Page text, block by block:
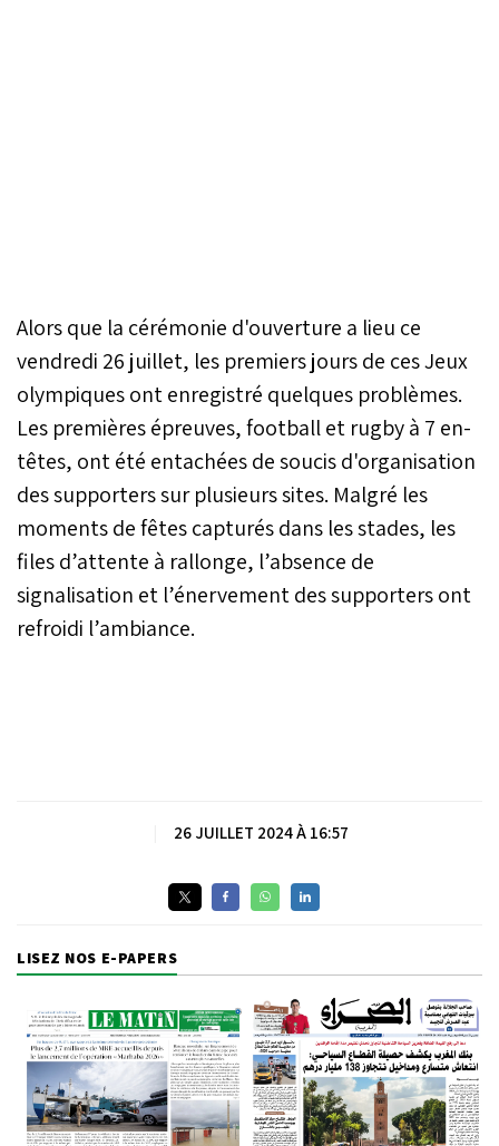
Alors que la cérémonie d'ouverture a lieu ce
vendredi 26 juillet, les premiers jours de ces Jeux
olympiques ont enregistré quelques problèmes.
Les premières épreuves, football et rugby à 7 en-
têtes, ont été entachées de soucis d'organisation
des supporters sur plusieurs sites. Malgré les
moments de fêtes capturés dans les stades, les
files d’attente à rallonge, l’absence de
signalisation et l’énervement des supporters ont
refroidi l’ambiance.
26 JUILLET 2024 À 16:57
LISEZ NOS E-PAPERS